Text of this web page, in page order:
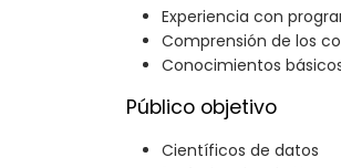
Experiencia con
Comprensión de los
Conocimientos
Público objetivo
Científicos de datos